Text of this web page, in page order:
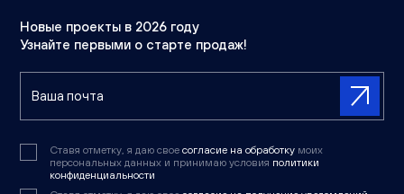
Новые проекты в 2026 году
Узнайте первыми о старте продаж!
Ставя отметку, я даю свое согласие на обработку моих
персональных данных и принимаю условия политики
конфиденциальности